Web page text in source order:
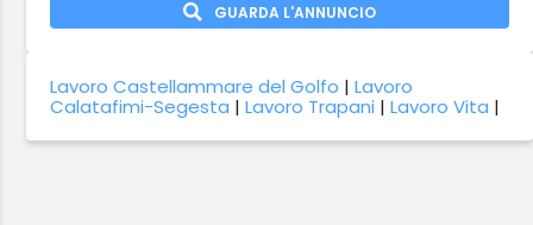
GUARDA L'ANNUNCIO
Lavoro Castellammare del Golfo |Lavoro
Calatafimi-Segesta |Lavoro Trapani |Lavoro Vita |